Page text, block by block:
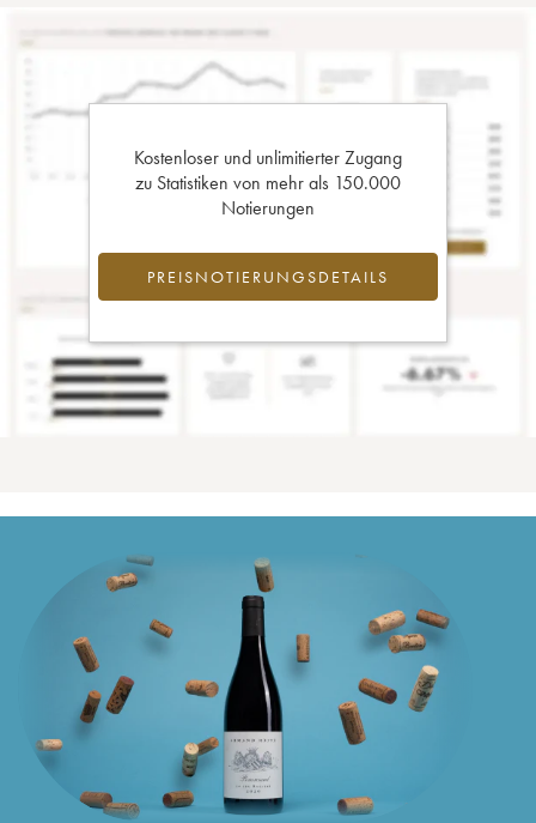
Kostenloser und unlimitierter Zugang
zu Statistiken von mehr als 150.000
Notierungen
PREISNOTIERUNGSDETAILS